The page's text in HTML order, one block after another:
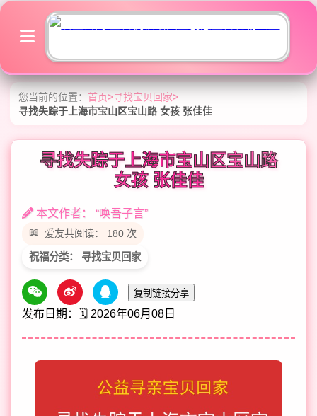
您当前的位置：首页>寻找宝贝回家>
寻找失踪于上海市宝山区宝山路 女孩 张佳佳
寻找失踪于上海市宝山区宝山路
女孩 张佳佳
本文作者： “唤吾子言”
爱友共阅读： 180 次
祝福分类： 寻找宝贝回家
复制链接分享
发布日期：🗓️ 2026年06月08日